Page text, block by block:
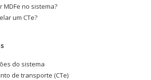
MDFe no sistema?
um CTe?
do sistema
de transporte (CTe)